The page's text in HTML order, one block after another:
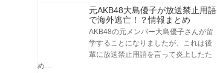
元AKB48大島優子が放送禁止用語
で海外逃亡！？情報まとめ
AKB48の元メンバー大島優子さんが留
学することになりましたが、これは後
輩に放送禁止用語を言って炎上したた
め…